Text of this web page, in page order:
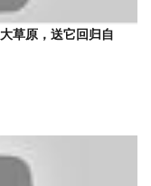
草原，送它回归自